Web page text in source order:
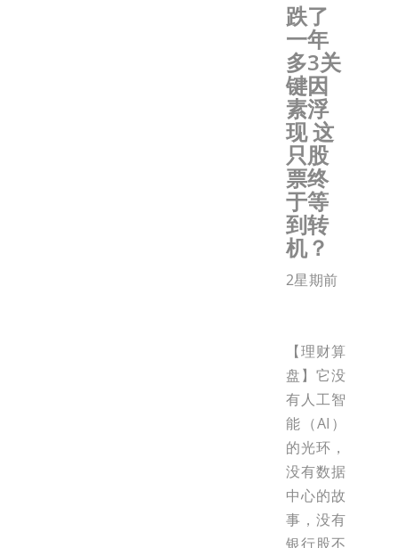
跌了
一年
多3关
键因
素浮
现 这
只股
票终
于等
到转
机？
2星期前
【理财算
盘】它没
有人工智
能（AI）
的光环，
没有数据
中心的故
事，没有
银行股不